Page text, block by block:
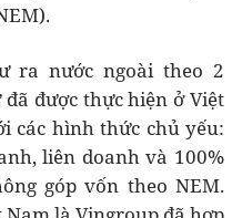
ra nước ngoài theo 2
được thực hiện ở Việt
các hình thức chủ yếu:
liên doanh và 100%
góp vốn theo NEM.